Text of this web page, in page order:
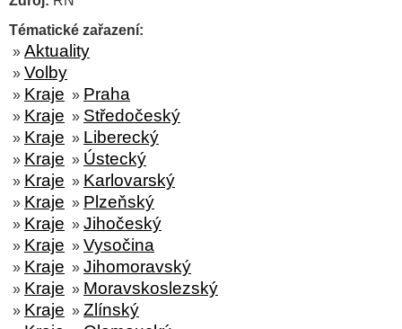
Tématické zařazení:
» Aktuality
» Volby
» Kraje » Praha
» Kraje » Středočeský
» Kraje » Liberecký
» Kraje » Ústecký
» Kraje » Karlovarský
» Kraje » Plzeňský
» Kraje » Jihočeský
» Kraje » Vysočina
» Kraje » Jihomoravský
» Kraje » Moravskoslezský
» Kraje » Zlínský